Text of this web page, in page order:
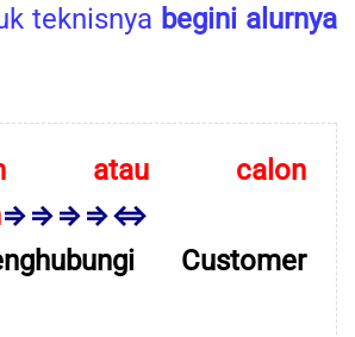
teknisnya begini alurnya
atau calon
⇒⇒⇒⇒⇔
Customer